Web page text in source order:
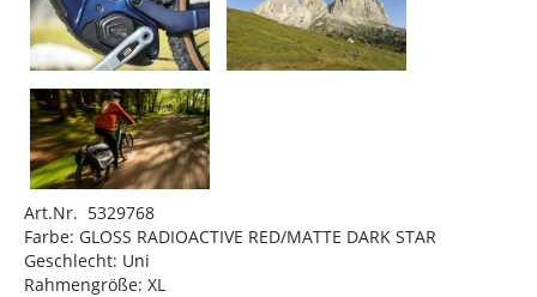
Art.Nr. 5329768
Farbe: GLOSS RADIOACTIVE RED/MATTE DARK STAR
Geschlecht: Uni
Rahmengröße: XL